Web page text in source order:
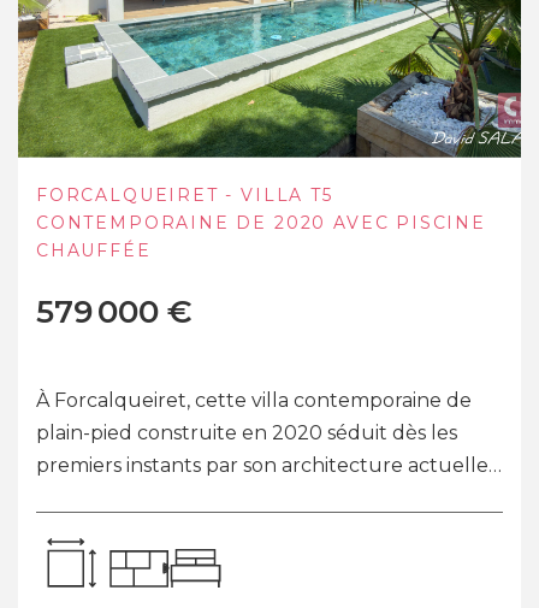
FORCALQUEIRET - VILLA T5
CONTEMPORAINE DE 2020 AVEC PISCINE
CHAUFFÉE
579 000 €
À Forcalqueiret, cette villa contemporaine de
plain-pied construite en 2020 séduit dès les
premiers instants par son architecture actuelle,